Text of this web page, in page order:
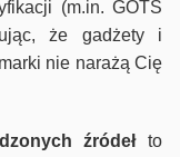
(m.in. GOTS
że gadżety i
nie narażą Cię
źródełto